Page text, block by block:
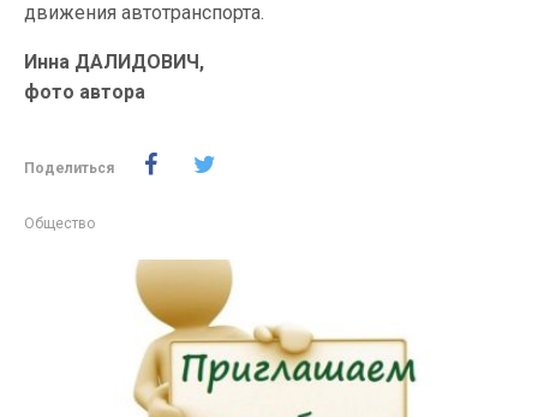
движения автотранспорта.
Инна ДАЛИДОВИЧ,
фото автора
Поделиться
Общество